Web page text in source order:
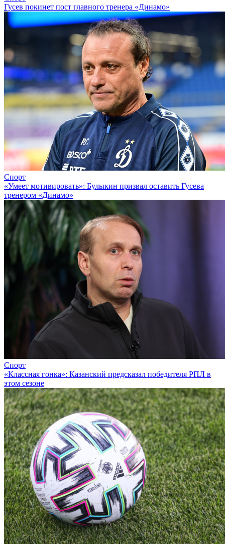
Гусев покинет пост главного тренера «Динамо»
Спорт
«Умеет мотивировать»: Булыкин призвал оставить Гусева
тренером «Динамо»
Спорт
«Классная гонка»: Казанский предсказал победителя РПЛ в
этом сезоне